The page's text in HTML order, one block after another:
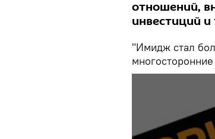
отношений,
инвестиций
"Имидж стал